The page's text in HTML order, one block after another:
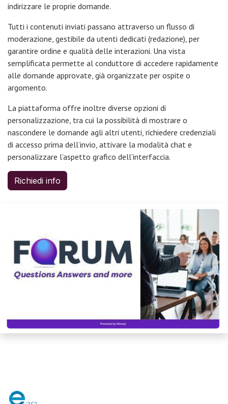
indirizzare le proprie domande.
Tutti i contenuti inviati passano attraverso un flusso di
moderazione, gestibile da utenti dedicati (redazione), per
garantire ordine e qualità delle interazioni. Una vista
semplificata permette al conduttore di accedere rapidamente
alle domande approvate, già organizzate per ospite o
argomento.
La piattaforma offre inoltre diverse opzioni di
personalizzazione, tra cui la possibilità di mostrare o
nascondere le domande agli altri utenti, richiedere credenziali
di accesso prima dell’invio, attivare la modalità chat e
personalizzare l’aspetto grafico dell’interfaccia.
Richiedi info